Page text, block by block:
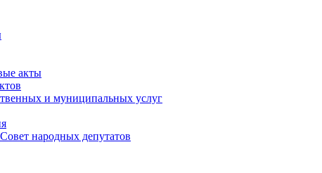
акты
и муниципальных услуг
народных депутатов